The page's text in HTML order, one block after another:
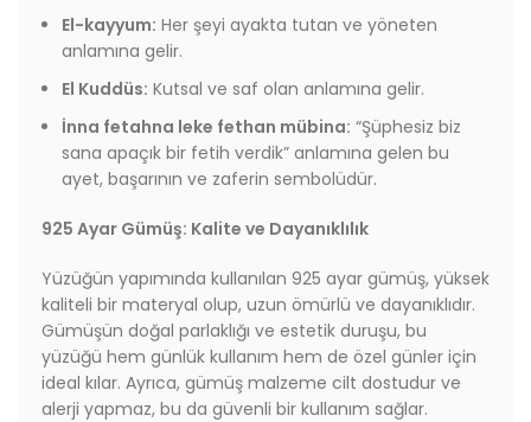
El-kayyum: Her şeyi ayakta tutan ve yöneten
anlamına gelir.
El Kuddüs: Kutsal ve saf olan anlamına gelir.
İnna fetahna leke fethan mübina: “Şüphesiz biz
sana apaçık bir fetih verdik” anlamına gelen bu
ayet, başarının ve zaferin sembolüdür.
925 Ayar Gümüş: Kalite ve Dayanıklılık
Yüzüğün yapımında kullanılan 925 ayar gümüş, yüksek
kaliteli bir materyal olup, uzun ömürlü ve dayanıklıdır.
Gümüşün doğal parlaklığı ve estetik duruşu, bu
yüzüğü hem günlük kullanım hem de özel günler için
ideal kılar. Ayrıca, gümüş malzeme cilt dostudur ve
alerji yapmaz, bu da güvenli bir kullanım sağlar.